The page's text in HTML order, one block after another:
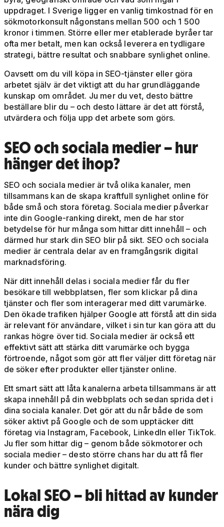
uppdraget. I Sverige ligger en vanlig timkostnad för en
sökmotorkonsult någonstans mellan 500 och 1 500
kronor i timmen. Större eller mer etablerade byråer tar
ofta mer betalt, men kan också leverera en tydligare
strategi, bättre resultat och snabbare synlighet online.
Oavsett om du vill köpa in SEO-tjänster eller göra
arbetet själv är det viktigt att du har grundläggande
kunskap om området. Ju mer du vet, desto bättre
beställare blir du – och desto lättare är det att förstå,
utvärdera och följa upp det arbete som görs.
SEO och sociala medier – hur
hänger det ihop?
SEO och sociala medier är två olika kanaler, men
tillsammans kan de skapa kraftfull synlighet online för
både små och stora företag. Sociala medier påverkar
inte din Google-ranking direkt, men de har stor
betydelse för hur många som hittar ditt innehåll – och
därmed hur stark din SEO blir på sikt. SEO och sociala
medier är centrala delar av en framgångsrik digital
marknadsföring.
När ditt innehåll delas i sociala medier får du fler
besökare till webbplatsen, fler som klickar på dina
tjänster och fler som interagerar med ditt varumärke.
Den ökade trafiken hjälper Google att förstå att din sida
är relevant för användare, vilket i sin tur kan göra att du
rankas högre över tid. Sociala medier är också ett
effektivt sätt att stärka ditt varumärke och bygga
förtroende, något som gör att fler väljer ditt företag när
de söker efter produkter eller tjänster online.
Ett smart sätt att låta kanalerna arbeta tillsammans är att
skapa innehåll på din webbplats och sedan sprida det i
dina sociala kanaler. Det gör att du når både de som
söker aktivt på Google och de som upptäcker ditt
företag via Instagram, Facebook, LinkedIn eller TikTok.
Ju fler som hittar dig – genom både sökmotorer och
sociala medier – desto större chans har du att få fler
kunder och bättre synlighet digitalt.
Lokal SEO – bli hittad av kunder
nära dig